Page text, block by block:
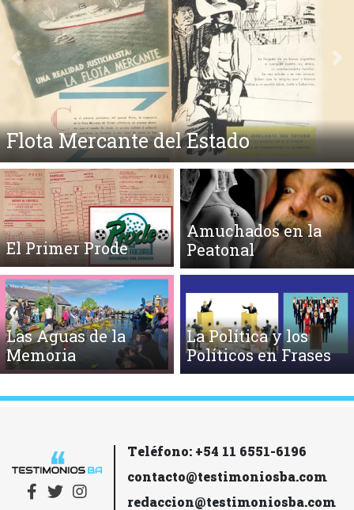
Flota Mercante del Estado
Anterior
El Primer Prode
Amuchados en la
Peatonal
Las Aguas de la
Memoria
La Política y los
Políticos en Frases
Teléfono: +54 11 6551-6196
contacto@testimoniosba.com
redaccion@testimoniosba.com